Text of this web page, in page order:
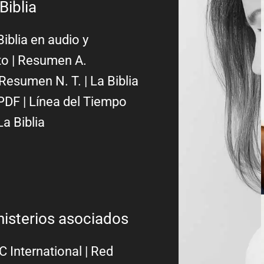
en audio y
| Resumen A.
N. T. | La Biblia
| Línea del Tiempo
Biblia
asociados
International Red